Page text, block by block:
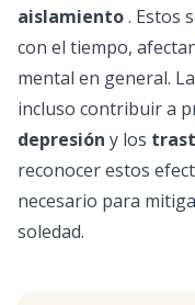
aislamiento. Estos
con el tiempo,
mental en general.
incluso contribuir a
depresión y los
reconocer estos
necesario para
soledad.